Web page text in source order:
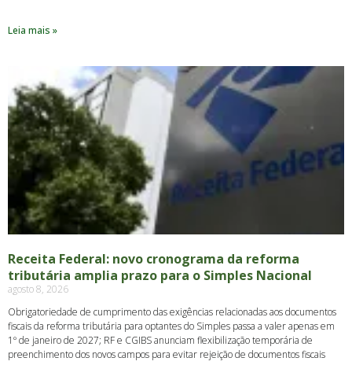
Leia mais »
Receita Federal: novo cronograma da reforma
tributária amplia prazo para o Simples Nacional
agosto 8, 2026
Obrigatoriedade de cumprimento das exigências relacionadas aos documentos
fiscais da reforma tributária para optantes do Simples passa a valer apenas em
1º de janeiro de 2027; RF e CGIBS anunciam flexibilização temporária de
preenchimento dos novos campos para evitar rejeição de documentos fiscais